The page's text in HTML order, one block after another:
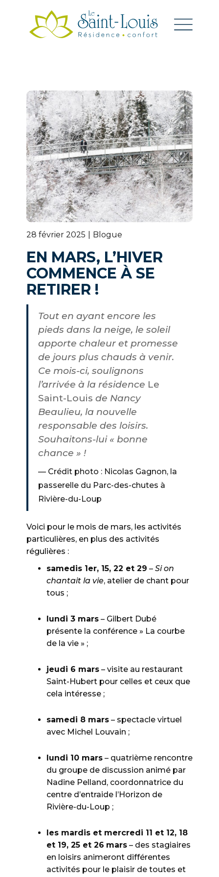
28 février 2025 Blogue
EN MARS, L’HIVER
COMMENCE À SE
RETIRER !
Tout en ayant encore les
pieds dans la neige, le soleil
apporte chaleur et promesse
de jours plus chauds à venir.
Ce mois-ci, soulignons
l’arrivée à la résidence Le
Saint-Louis de Nancy
Beaulieu, la nouvelle
responsable des loisirs.
Souhaitons-lui « bonne
chance » !
Crédit photo : Nicolas Gagnon, la
passerelle du Parc-des-chutes à
Rivière-du-Loup
Voici pour le mois de mars, les activités
particulières, en plus des activités
régulières :
samedis 1er, 15, 22 et 29 – Si on
chantait la vie, atelier de chant pour
tous ;
lundi 3 mars – Gilbert Dubé
présente la conférence » La courbe
de la vie » ;
jeudi 6 mars – visite au restaurant
Saint-Hubert pour celles et ceux que
cela intéresse ;
samedi 8 mars – spectacle virtuel
avec Michel Louvain ;
lundi 10 mars – quatrième rencontre
du groupe de discussion animé par
Nadine Pelland, coordonnatrice du
centre d’entraide l’Horizon de
Rivière-du-Loup ;
les mardis et mercredi 11 et 12, 18
et 19, 25 et 26 mars – des stagiaires
en loisirs animeront différentes
activités pour le plaisir de toutes et